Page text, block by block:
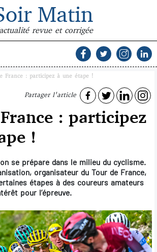
Matin
revue et corrigée
France : participez à une étape !
Partager l'article
: participez
!
se prépare dans le milieu du cyclisme.
organisateur du Tour de France,
étapes à des coureurs amateurs
pour l’épreuve.